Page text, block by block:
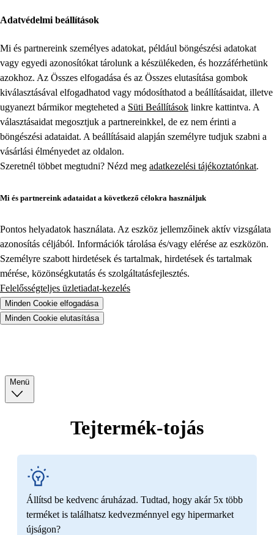
Adatvédelmi beállítások
Mi és partnereink személyes adatokat, például böngészési adatokat
vagy egyedi azonosítókat tárolunk a készülékeden, és hozzáférhetünk
azokhoz. Az Összes elfogadása és az Összes elutasítása gombok
kiválasztásával elfogadhatod vagy módosíthatod a beállításaidat, illetve
ugyanezt bármikor megteheted a Süti Beállítások linkre kattintva. A
választásaidat megosztjuk a partnereinkkel, de ez nem érinti a
böngészési adataidat. A beállításaid alapján személyre tudjuk szabni a
vásárlási élményedet az oldalon.
Szeretnél többet megtudni? Nézd meg adatkezelési tájékoztatónkat.
Mi és partnereink adataidat a következő célokra használjuk
Pontos helyadatok használata. Az eszköz jellemzőinek aktív vizsgálata
azonosítás céljából. Információk tárolása és/vagy elérése az eszközön.
Személyre szabott hirdetések és tartalmak, hirdetések és tartalmak
mérése, közönségkutatás és szolgáltatásfejlesztés.
Felelősségteljes üzletiadat-kezelés
Minden Cookie elfogadása
Minden Cookie elutasítása
Menü
Tejtermék-tojás
Állítsd be kedvenc áruházad. Tudtad, hogy akár 5x több
terméket is találhatsz kedvezménnyel egy hipermarket
újságon?